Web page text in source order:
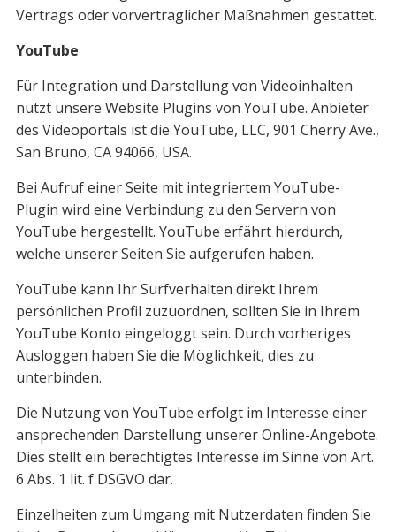
Vertrags oder vorvertraglicher Maßnahmen gestattet.
YouTube
Für Integration und Darstellung von Videoinhalten
nutzt unsere Website Plugins von YouTube. Anbieter
des Videoportals ist die YouTube, LLC, 901 Cherry Ave.,
San Bruno, CA 94066, USA.
Bei Aufruf einer Seite mit integriertem YouTube-
Plugin wird eine Verbindung zu den Servern von
YouTube hergestellt. YouTube erfährt hierdurch,
welche unserer Seiten Sie aufgerufen haben.
YouTube kann Ihr Surfverhalten direkt Ihrem
persönlichen Profil zuzuordnen, sollten Sie in Ihrem
YouTube Konto eingeloggt sein. Durch vorheriges
Ausloggen haben Sie die Möglichkeit, dies zu
unterbinden.
Die Nutzung von YouTube erfolgt im Interesse einer
ansprechenden Darstellung unserer Online-Angebote.
Dies stellt ein berechtigtes Interesse im Sinne von Art.
6 Abs. 1 lit. f DSGVO dar.
Einzelheiten zum Umgang mit Nutzerdaten finden Sie